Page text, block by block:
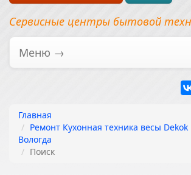
Сервисные центры бытовой
Меню →
Главная
Ремонт Кухонная техника весы Dekok
Вологда
Поиск